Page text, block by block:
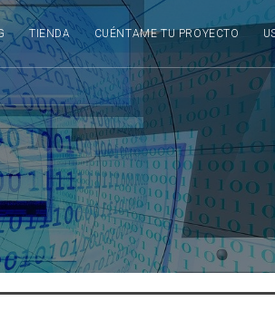
TIENDA CUÉNTAME TU PROYECTO